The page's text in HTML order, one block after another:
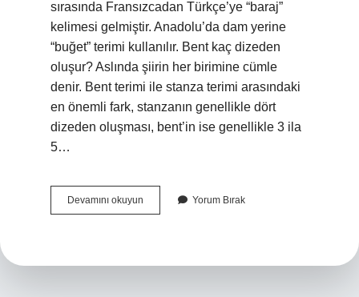
sırasında Fransızcadan Türkçe’ye “baraj”
kelimesi gelmiştir. Anadolu’da dam yerine
“buğet” terimi kullanılır. Bent kaç dizeden
oluşur? Aslında şiirin her birimine cümle
denir. Bent terimi ile stanza terimi arasındaki
en önemli fark, stanzanın genellikle dört
dizeden oluşması, bent’in ise genellikle 3 ila
5…
Devamını okuyun
Nasıl
Yorum Bırak